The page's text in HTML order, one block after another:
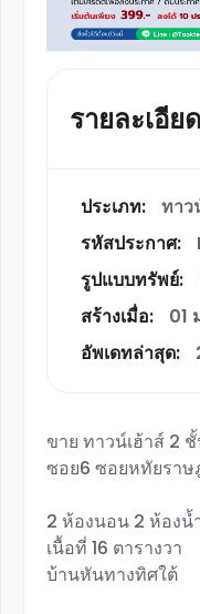
รายละเอี
ประเภท:
ทาว
รหัสประกาศ:
รูปแบบทรัพย์:
สร้างเมื่อ:
01
อัพเดทล่าสุด:
ขาย ทาวน์เฮ้าส์ 2
ซอย6 ซอยหทัยราษ
2 ห้องนอน 2 ห้องน้
เนื้อที่ 16 ตารางวา
บ้านหันทางทิศใต้